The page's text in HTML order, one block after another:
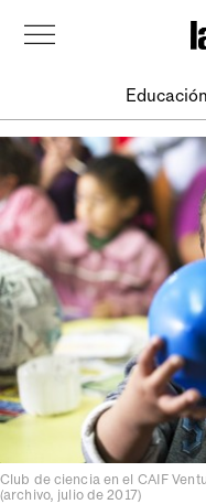
Educación
Club de ciencia en el CAIF
(archivo, julio de 2017)